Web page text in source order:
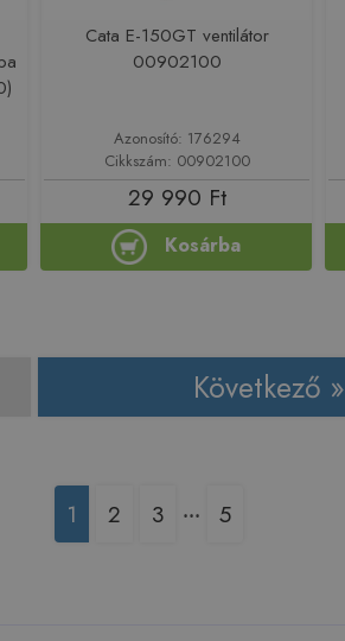
Cata E-150GT ventilátor
00902100
Azonosító: 176294
Cikkszám: 00902100
29 990 Ft
Kosárba
Következő »
1 2 3 ‧‧‧ 5